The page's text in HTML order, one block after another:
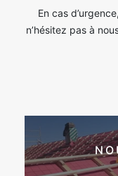
En cas
n’hésitez pas à